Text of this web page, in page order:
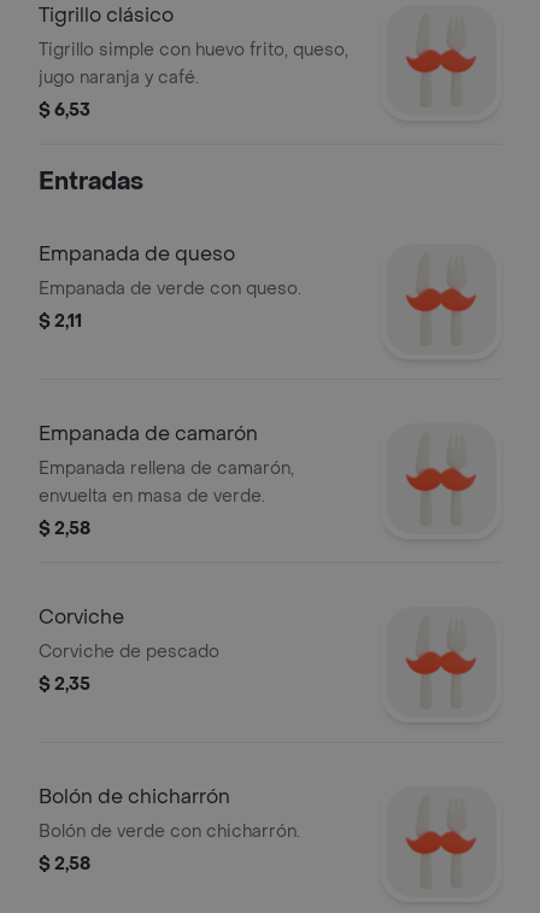
Tigrillo clásico
Tigrillo simple con huevo frito, queso,
jugo naranja y café.
$ 6,53
Entradas
Empanada de queso
Empanada de verde con queso.
$ 2,11
Empanada de camarón
Empanada rellena de camarón,
envuelta en masa de verde.
$ 2,58
Corviche
Corviche de pescado
$ 2,35
Bolón de chicharrón
Bolón de verde con chicharrón.
$ 2,58